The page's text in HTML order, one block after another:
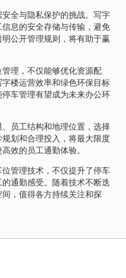
全与隐私保护的挑战。写字
息的安全存储与传输，避免
公开管理规则，将有助于赢
理，不仅能够优化资源配
楼运营效率和绿色环保目标
车管理有望成为未来办公环
员工结构和地理位置，选择
划和合理投入，将最大限度
效的员工通勤体验。
管理技术，不仅提升了停车
通勤感受。随着技术不断迭
，值得各方持续关注和探